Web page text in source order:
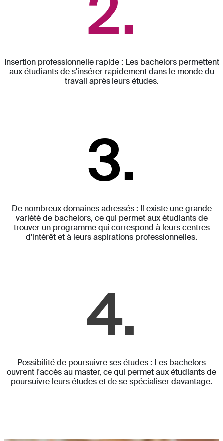
Insertion professionnelle rapide : Les bachelors permettent
aux étudiants de s'insérer rapidement dans le monde du
travail après leurs études.
3.
De nombreux domaines adressés : Il existe une grande
variété de bachelors, ce qui permet aux étudiants de
trouver un programme qui correspond à leurs centres
d'intérêt et à leurs aspirations professionnelles.
4.
Possibilité de poursuivre ses études : Les bachelors
ouvrent l'accès au master, ce qui permet aux étudiants de
poursuivre leurs études et de se spécialiser davantage.